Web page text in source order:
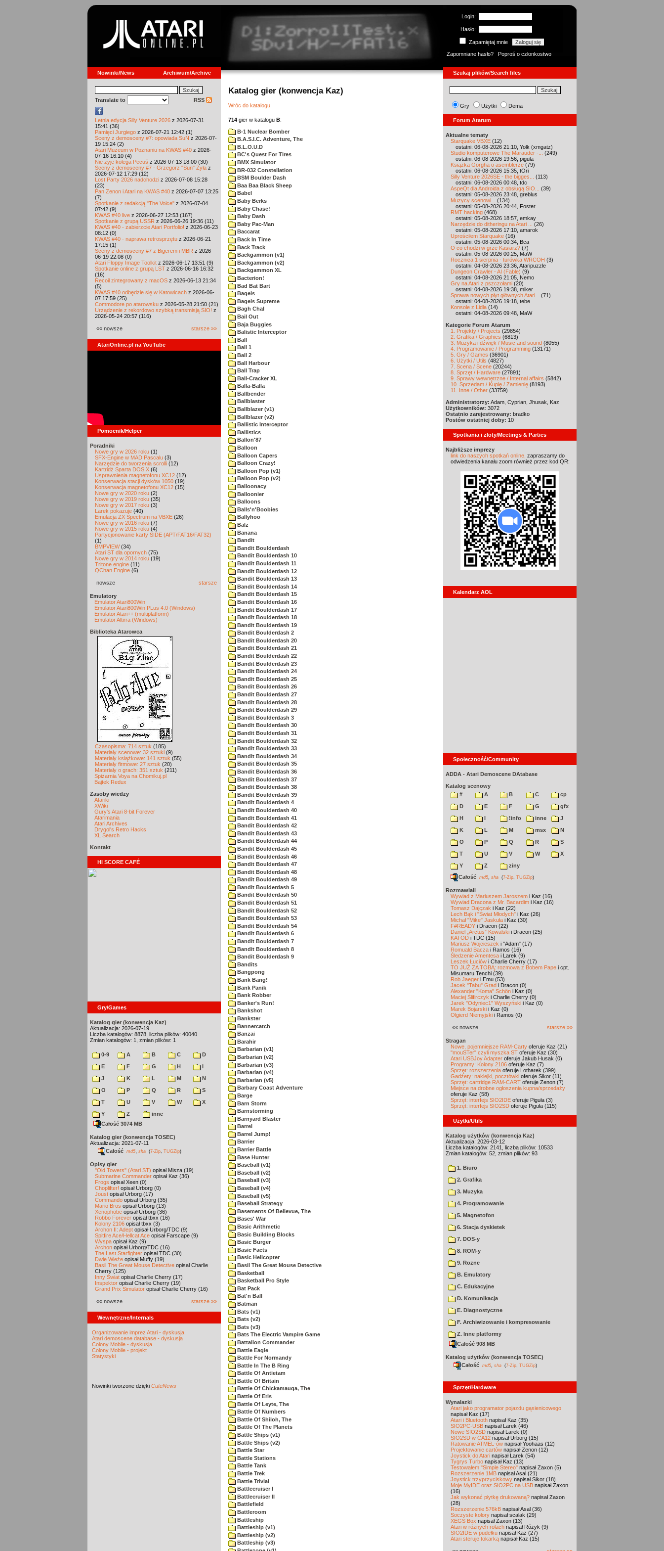
Login:
Hasło:
Zapamiętaj mnie
Zapomniane hasło?
Poproś o członkostwo
Nowinki/News Archiwum/Archive Szukaj plików/Search files
Translate to RSS
Letnia edycja Silly Venture 2026 z 2026-07-31
15:41 (36)
Pamięci Jurgiego z 2026-07-21 12:42 (1)
Sceny z demosceny #7: opowiada SuN z 2026-07-
19 15:24 (2)
Atari Muzeum w Poznaniu na KWAS #40 z 2026-
07-16 16:10 (4)
Nie żyje kolega Pecuś z 2026-07-13 18:00 (30)
Sceny z demosceny #7 - Grzegorz "Sun" Żyła z
2026-07-12 17:29 (12)
Lost Party 2026 nadchodzi z 2026-07-08 15:28
(23)
Pan Zenon i Atari na KWAS #40 z 2026-07-07 13:25
(7)
Spotkanie z redakcją "The Voice" z 2026-07-04
07:42 (9)
KWAS #40 live z 2026-06-27 12:53 (167)
Spotkanie z grupą USSR z 2026-06-26 19:36 (11)
KWAS #40 - zabierzcie Atari Portfolio! z 2026-06-23
08:12 (0)
KWAS #40 - naprawa retrosprzętu z 2026-06-21
17:15 (1)
Sceny z demosceny #7 z Bigerem i MBR z 2026-
06-19 22:08 (0)
Atari Floppy Image Toolkit z 2026-06-17 13:51 (9)
Spotkanie online z grupą LST z 2026-06-16 16:32
(16)
Recoil zintegrowany z macOS z 2026-06-13 21:34
(5)
KWAS #40 odbędzie się w Katowicach z 2026-06-
07 17:59 (25)
Commodore po atarowsku z 2026-05-28 21:50 (21)
Urządzenie z rekordowo szybką transmisją SIO! z
2026-05-24 20:57 (116)
«« nowsze starsze »»
AtariOnline.pl na YouTube
Pomocnik/Helper
Poradniki
Nowe gry w 2026 roku (1)
SFX-Engine w MAD Pascalu (3)
Narzędzie do tworzenia scrolli (12)
Kartridż Sparta DOS X (6)
Usprawnienia magnetofonu XC12 (12)
Konserwacja stacji dysków 1050 (19)
Konserwacja magnetofonu XC12 (15)
Nowe gry w 2020 roku (2)
Nowe gry w 2019 roku (35)
Nowe gry w 2017 roku (3)
Larek pokazuje (40)
Emulacja ZX Spectrum na VBXE (26)
Nowe gry w 2016 roku (7)
Nowe gry w 2015 roku (4)
Partycjonowanie karty SIDE (APT/FAT16/FAT32)
(1)
BMPVIEW(34)
Atari ST dla opornych (75)
Nowe gry w 2014 roku (19)
Tritone engine (11)
QChan Engine (6)
nowsze starsze
Emulatory
Emulator Atari800Win
Emulator Atari800Win PLus 4.0 (Windows)
Emulator Atari++ (multiplatform)
Emulator Altirra (Windows)
Biblioteka Atarowca
Czasopisma: 714 sztuk (185)
Materiały scenowe: 32 sztuki (9)
Materiały książkowe: 141 sztuk (55)
Materiały firmowe: 27 sztuk (20)
Materiały o grach: 351 sztuk (211)
Spiżarnia Voya na Chomikuj.pl
Bajtek Redux
Zasoby wiedzy
Atariki
XWiki
Gury's Atari 8-bit Forever
Atarimania
Atari Archives
Drygol's Retro Hacks
XL Search
Kontakt
HI SCORE CAFÉ
Gry/Games
Katalog gier (konwencja Kaz)
Aktualizacja: 2026-07-19
Liczba katalogów: 8878, liczba plików: 40040
Zmian katalogów: 1, zmian plików: 1
0-9 A B C
D
E
F G H
I
J
K L M
N
O
P Q R
S
T
U V W
X
Y
Z
inne
Całość 3074 MB
Katalog gier (konwencja TOSEC)
Aktualizacja: 2021-07-11
Całość md5 sha (7-Zip TUGZip)
Opisy gier
"Old Towers" (Atari ST) opisał Misza (19)
Submarine Commander opisał Kaz (36)
Frogs opisał Xeen (0)
Choplifter! opisał Urborg (0)
Joust opisał Urborg (17)
Commando opisał Urborg (35)
Mario Bros opisał Urborg (13)
Xenophobe opisał Urborg (36)
Robbo Forever opisał tbxx (16)
Kolony 2106 opisał tbxx (3)
Archon II: Adept opisał Urborg/TDC (9)
Spitfire Ace/Hellcat Ace opisał Farscape (9)
Wyspa opisał Kaz (9)
Archon opisał Urborg/TDC (16)
The Last Starfighter opisał TDC (30)
Dwie Wieże opisał Muffy (19)
Basil The Great Mouse Detective opisał Charlie
Cherry (125)
Inny Świat opisał Charlie Cherry (17)
Inspektor opisał Charlie Cherry (19)
Grand Prix Simulator opisał Charlie Cherry (16)
«« nowsze starsze »»
Wewnętrzne/Internals
Organizowanie imprez Atari - dyskusja
Atari demoscene database - dyskusja
Colony Mobile - dyskusja
Colony Mobile - projekt
Statystyki
Nowinki tworzone dzięki CuteNews
Katalog gier (konwencja Kaz)
Wróc do katalogu
714 gier w katalogu B:
B-1 Nuclear Bomber
B.A.S.I.C. Adventure, The
B.L.O.U.D
BC's Quest For Tires
BMX Simulator
BR-032 Constellation
BSM Boulder Dash
Baa Baa Black Sheep
Babel
Baby Berks
Baby Chase!
Baby Dash
Baby Pac-Man
Baccarat
Back In Time
Back Track
Backgammon (v1)
Backgammon (v2)
Backgammon XL
Bacterion!
Bad Bat Bart
Bagels
Bagels Supreme
Bagh Chal
Bail Out
Baja Buggies
Balistic Interceptor
Ball
Ball 1
Ball 2
Ball Harbour
Ball Trap
Ball-Cracker XL
Balla-Balla
Ballbender
Ballblaster
Ballblazer (v1)
Ballblazer (v2)
Ballistic Interceptor
Ballistics
Ballon'87
Balloon
Balloon Capers
Balloon Crazy!
Balloon Pop (v1)
Balloon Pop (v2)
Balloonacy
Balloonier
Balloons
Balls'n'Boobies
Ballyhoo
Balz
Banana
Bandit
Bandit Boulderdash
Bandit Boulderdash 10
Bandit Boulderdash 11
Bandit Boulderdash 12
Bandit Boulderdash 13
Bandit Boulderdash 14
Bandit Boulderdash 15
Bandit Boulderdash 16
Bandit Boulderdash 17
Bandit Boulderdash 18
Bandit Boulderdash 19
Bandit Boulderdash 2
Bandit Boulderdash 20
Bandit Boulderdash 21
Bandit Boulderdash 22
Bandit Boulderdash 23
Bandit Boulderdash 24
Bandit Boulderdash 25
Bandit Boulderdash 26
Bandit Boulderdash 27
Bandit Boulderdash 28
Bandit Boulderdash 29
Bandit Boulderdash 3
Bandit Boulderdash 30
Bandit Boulderdash 31
Bandit Boulderdash 32
Bandit Boulderdash 33
Bandit Boulderdash 34
Bandit Boulderdash 35
Bandit Boulderdash 36
Bandit Boulderdash 37
Bandit Boulderdash 38
Bandit Boulderdash 39
Bandit Boulderdash 4
Bandit Boulderdash 40
Bandit Boulderdash 41
Bandit Boulderdash 42
Bandit Boulderdash 43
Bandit Boulderdash 44
Bandit Boulderdash 45
Bandit Boulderdash 46
Bandit Boulderdash 47
Bandit Boulderdash 48
Bandit Boulderdash 49
Bandit Boulderdash 5
Bandit Boulderdash 50
Bandit Boulderdash 51
Bandit Boulderdash 52
Bandit Boulderdash 53
Bandit Boulderdash 54
Bandit Boulderdash 6
Bandit Boulderdash 7
Bandit Boulderdash 8
Bandit Boulderdash 9
Bandits
Bangpong
Bank Bang!
Bank Panik
Bank Robber
Banker's Run!
Bankshot
Bankster
Bannercatch
Banzai
Barahir
Barbarian (v1)
Barbarian (v2)
Barbarian (v3)
Barbarian (v4)
Barbarian (v5)
Barbary Coast Adventure
Barge
Barn Storm
Barnstorming
Barnyard Blaster
Barrel
Barrel Jump!
Barrier
Barrier Battle
Base Hunter
Baseball (v1)
Baseball (v2)
Baseball (v3)
Baseball (v4)
Baseball (v5)
Baseball Strategy
Basements Of Bellevue, The
Bases' War
Basic Arithmetic
Basic Building Blocks
Basic Burger
Basic Facts
Basic Helicopter
Basil The Great Mouse Detective
Basketball
Basketball Pro Style
Bat Pack
Bat'n Ball
Batman
Bats (v1)
Bats (v2)
Bats (v3)
Bats The Electric Vampire Game
Battalion Commander
Battle Eagle
Battle For Normandy
Battle In The B Ring
Battle Of Antietam
Battle Of Britain
Battle Of Chickamauga, The
Battle Of Eris
Battle Of Leyte, The
Battle Of Numbers
Battle Of Shiloh, The
Battle Of The Planets
Battle Ships (v1)
Battle Ships (v2)
Battle Star
Battle Stations
Battle Tank
Battle Trek
Battle Trivial
Battlecruiser I
Battlecruiser II
Battlefield
Battleroom
Battleship
Battleship (v1)
Battleship (v2)
Battleship (v3)
Gry Użytki Dema
Forum Atarum
Aktualne tematy
Starquake VBXE (12)
ostatni: 06-08-2026 21:10, Yolk (xmgatz)
Studio komputerowe The Marauder -...
(249)
ostatni: 06-08-2026 19:56, pigula
Książka Gorgha o asemblerze (79)
ostatni: 06-08-2026 15:35, tOri
Silly Venture 2026SE - the bigges...
(113)
ostatni: 06-08-2026 00:48, tdc
AspeQt dla Androida z obsługą SIO...
(39)
ostatni: 05-08-2026 23:48, greblus
Muzycy scenowi...
(134)
ostatni: 05-08-2026 20:44, Foster
RMT hacking (468)
ostatni: 05-08-2026 18:57, emkay
Narzędzie do ditheringu na Atari ...
(26)
ostatni: 05-08-2026 17:10, amarok
Uprościłem Starquake (16)
ostatni: 05-08-2026 00:34, Bca
O co chodzi w grze Kasiarz? (7)
ostatni: 05-08-2026 00:25, MaW
Rocznica 1 sierpnia - turówka WRCOH (3)
ostatni: 04-08-2026 23:36, Ataripuzzle
Dungeon Crawler - AI (Fable) (9)
ostatni: 04-08-2026 21:05, Nemo
Gry na Atari z pszczołami (20)
ostatni: 04-08-2026 19:38, miker
Sprawa nowych płyt głównych Atari...
(71)
ostatni: 04-08-2026 19:18, tebe
Konsole z Lidla (14)
ostatni: 04-08-2026 09:48, MaW
Kategorie Forum Atarum
1. Projekty / Projects (29854)
2. Grafika / Graphics (6813)
3. Muzyka i dźwięk / Music and sound (8055)
4. Programowanie / Programming (13171)
5. Gry / Games (36901)
6. Użytki / Utils (4827)
7. Scena / Scene (20244)
8. Sprzęt / Hardware (27891)
9. Sprawy wewnętrzne / Internal affairs (5842)
10. Sprzedam / Kupię / Zamienię (8193)
11. Inne / Other (33759)
Administratorzy: Adam, Cyprian, Jhusak, Kaz
Użytkowników: 3072
Ostatnio zarejestrowany: bradko
Postów ostatniej doby: 10
Spotkania i zloty/Meetings & Parties
Najbliższe imprezy
link do naszych spotkań online, zapraszamy do
odwiedzenia kanału zoom również przez kod QR:
Kalendarz AOL
Społeczność/Community
ADDA - Atari Demoscene DAtabase
Katalog scenowy
#
A B C
cp
D
E F G
gfx
H
I !info inne
J
K
L M msx
N
O
P Q R
S
T
U V W
X
Y
Z
ziny
Całość md5 sha (7-Zip TUGZip)
Rozmawiali
Wywiad z Mariuszem Jaroszem i Kaz (16)
Wywiad Dracona z Mr. Bacardim i Kaz (16)
Tomasz Dajczak i Kaz (22)
Lech Bąk i "Świat Młodych" i Kaz (26)
Michał "Mike" Jaskuła i Kaz (30)
F#READY i Dracon (22)
Daniel „Arctus” Kowalski i Dracon (25)
KATOD i TDC (15)
Mariusz Wojcieszek i "Adam" (17)
Romuald Bacza i Ramos (16)
Śledzenie Amentesa i Larek (9)
Leszek Łuciów i Charlie Cherry (17)
TO JUŻ ZA TOBĄ: rozmowa z Bobem Pape i cpt.
Misumaru Tenchi (39)
Rob Jaeger i Emu (53)
Jacek "Tabu" Grad i Dracon (0)
Alexander "Koma" Schön i Kaz (0)
Maciej Ślifirczyk i Charlie Cherry (0)
Jarek "Odyniec1" Wyszyński i Kaz (0)
Marek Bojarski i Kaz (0)
Olgierd Niemyjski i Ramos (0)
«« nowsze starsze »»
Stragan
Nowe, pojemniejsze RAM-Carty oferuje Kaz (21)
"mouSTer" czyli myszka ST oferuje Kaz (30)
Atari USBJoy Adapter oferuje Jakub Husak (0)
Programy: Kolony 2106 oferuje Kaz (7)
Sprzęt: rozszerzenia oferuje Lotharek (399)
Gadżety: naklejki, pocztówki oferuje Sikor (11)
Sprzęt: cartridge RAM-CART oferuje Zenon (7)
Miejsce na drobne ogłoszenia kupna/sprzedaży
oferuje Kaz (58)
Sprzęt: interfejs SIO2IDE oferuje Piguła (3)
Sprzęt: interfejs SIO2SD oferuje Piguła (115)
Użytki/Utils
Katalog użytków (konwencja Kaz)
Aktualizacja: 2026-03-12
Liczba katalogów: 2141, liczba plików: 10533
Zmian katalogów: 52, zmian plików: 93
1. Biuro
2. Grafika
3. Muzyka
4. Programowanie
5. Magnetofon
6. Stacja dyskietek
7. DOS-y
8. ROM-y
9. Rozne
B. Emulatory
C. Edukacyjne
D. Komunikacja
E. Diagnostyczne
F. Archiwizowanie i kompresowanie
Z. Inne platformy
Całość 908 MB
Katalog użytków (konwencja TOSEC)
Całość md5 sha (7-Zip TUGZip)
Sprzęt/Hardware
Wynalazki
Atari jako programator pojazdu gąsienicowego
napisał Kaz (17)
Atari i Bluetooth napisał Kaz (35)
SIO2PC-USB napisał Larek (46)
Nowe SIO2SD napisał Larek (0)
SIO2SD w CA12 napisał Urborg (15)
Ratowanie ATMEL-ów napisał Yoohaas (12)
Projektowanie cartów napisał Zenon (12)
Joystick do Atari napisał Larek (54)
Tygrys Turbo napisał Kaz (13)
Testowałem "Simple Stereo" napisał Zaxon (5)
Rozszerzenie 1MB napisał Asal (21)
Joystick trzyprzyciskowy napisał Sikor (18)
Moje MyIDE oraz SIO2PC na USB napisał Zaxon
(16)
Jak wykonać płytkę drukowaną? napisał Zaxon
(28)
Rozszerzenie 576kB napisał Asal (36)
Soczyste kolory napisał scalak (29)
XEGS Box napisał Zaxon (13)
Atari w różnych rolach napisał Różyk (9)
SIO2IDE w pudełku napisał Kaz (27)
Atari steruje tokarką napisał Kaz (15)